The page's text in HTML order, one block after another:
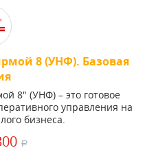
8 (УНФ). Базовая
8" (УНФ) – это готовое
управления на
бизнеса.
a